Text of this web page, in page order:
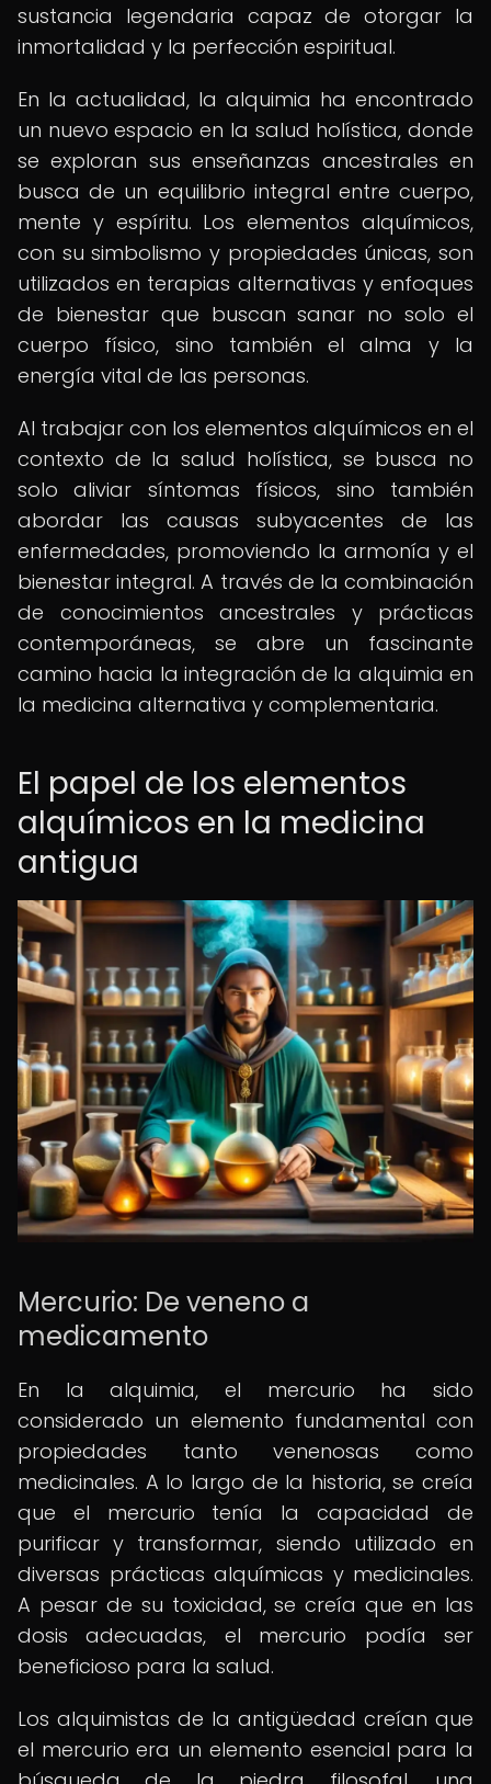
sustancia legendaria capaz de otorgar la
inmortalidad y la perfección espiritual.
En la actualidad, la alquimia ha encontrado
un nuevo espacio en la salud holística, donde
se exploran sus enseñanzas ancestrales en
busca de un equilibrio integral entre cuerpo,
mente y espíritu. Los elementos alquímicos,
con su simbolismo y propiedades únicas, son
utilizados en terapias alternativas y enfoques
de bienestar que buscan sanar no solo el
cuerpo físico, sino también el alma y la
energía vital de las personas.
Al trabajar con los elementos alquímicos en el
contexto de la salud holística, se busca no
solo aliviar síntomas físicos, sino también
abordar las causas subyacentes de las
enfermedades, promoviendo la armonía y el
bienestar integral. A través de la combinación
de conocimientos ancestrales y prácticas
contemporáneas, se abre un fascinante
camino hacia la integración de la alquimia en
la medicina alternativa y complementaria.
El papel de los elementos
alquímicos en la medicina
antigua
Mercurio: De veneno a
medicamento
En la alquimia, el mercurio ha sido
considerado un elemento fundamental con
propiedades tanto venenosas como
medicinales. A lo largo de la historia, se creía
que el mercurio tenía la capacidad de
purificar y transformar, siendo utilizado en
diversas prácticas alquímicas y medicinales.
A pesar de su toxicidad, se creía que en las
dosis adecuadas, el mercurio podía ser
beneficioso para la salud.
Los alquimistas de la antigüedad creían que
el mercurio era un elemento esencial para la